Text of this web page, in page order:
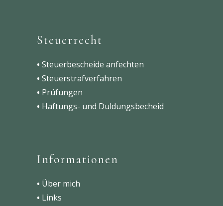
Steuerrecht
• Steuerbescheide anfechten
• Steuerstrafverfahren
• Prüfungen
• Haftungs- und Duldungsbecheid
Informationen
• Über mich
• Links